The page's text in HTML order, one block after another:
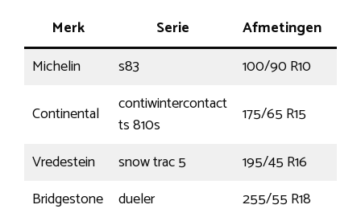
Merk Serie Afmetingen
Michelin
s83 100/90 R10
Continental
contiwintercontact
ts 810s
175/65 R15
Vredestein
snow trac 5 195/45 R16
Bridgestone
dueler 255/55 R18